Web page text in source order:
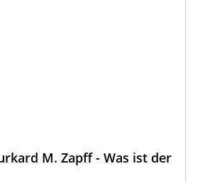
M. Zapff - Was ist der